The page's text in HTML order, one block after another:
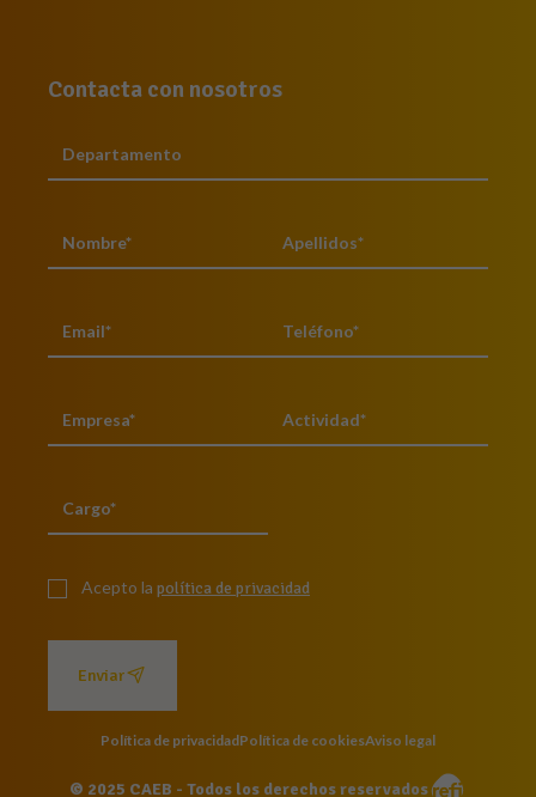
Contacta con nosotros
Acepto la política de privacidad
Enviar
Política de privacidadPolítica de cookiesAviso legal
© 2025 CAEB - Todos los derechos reservados